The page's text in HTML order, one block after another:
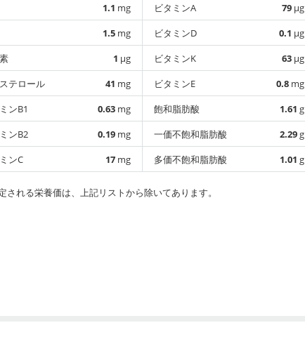
1.1 mg
1.5 mg
1 µg
テロール
41 mg
ンB1
0.63 mg
ンB2
0.19 mg
ンC
17 mg
ビタミンA
79 µg
ビタミンD
0.1 µg
ビタミンK
63 µg
ビタミンE
0.8 mg
飽和脂肪酸
1.61 g
一価不飽和脂肪酸
2.29g
多価不飽和脂肪酸
1.01 g
れる栄養価は、上記リストから除いてあります。